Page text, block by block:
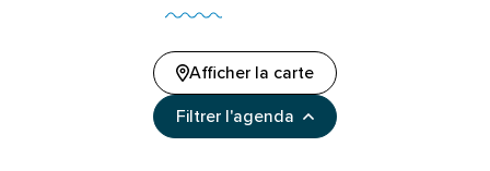
Afficher la carte
Filtrer l'agenda